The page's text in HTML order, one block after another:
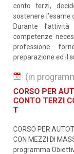
conto terzi,
sostenere l’esame
Durante
competenze
professione
preparazione ed il
CORSO PER
CONTO TERZI
T
CORSO PER
CON MEZZI DI
programma Obiettivi
(in